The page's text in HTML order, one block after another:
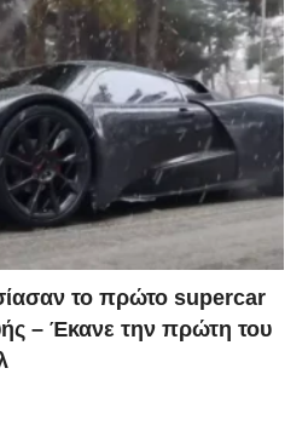
το πρώτο supercar
– Έκανε την πρώτη του